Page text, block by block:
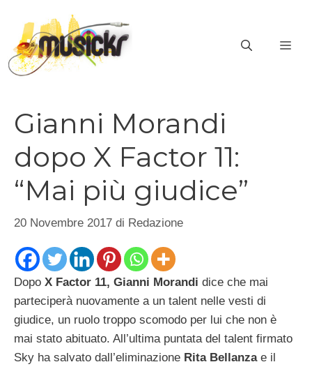
contenuto
Gianni Morandi
dopo X Factor 11:
“Mai più giudice”
20 Novembre 2017 di Redazione
Dopo X Factor 11, Gianni Morandi dice che mai
parteciperà nuovamente a un talent nelle vesti di
giudice, un ruolo troppo scomodo per lui che non è
mai stato abituato. All’ultima puntata del talent firmato
Sky ha salvato dall’eliminazione Rita Bellanzae il